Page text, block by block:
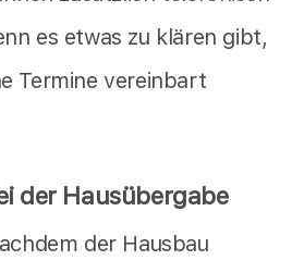
es etwas zu klären gibt,
Termine vereinbart
der Hausübergabe
der Hausbau